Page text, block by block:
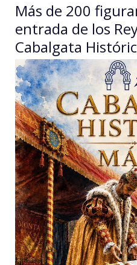
Más de 200
entrada de los
Cabalgata